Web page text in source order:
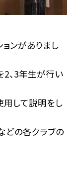
ンがありまし
、3年生が行い
用して説明をし
どの各クラブの